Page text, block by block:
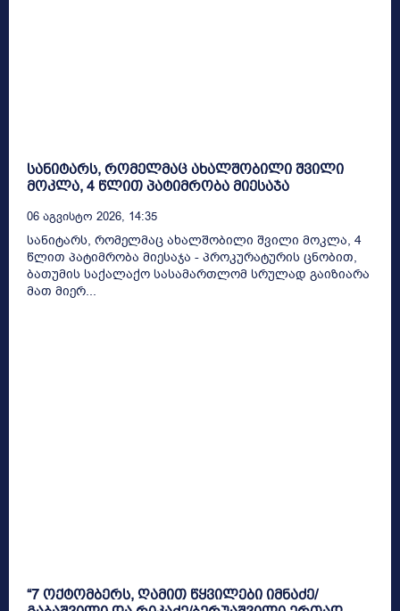
სანიტარს, რომელმაც ახალშობილი შვილი
მოკლა, 4 წლით პატიმრობა მიესაჯა
06 Აგვისტო 2026, 14:35
სანიტარს, რომელმაც ახალშობილი შვილი მოკლა, 4
წლით პატიმრობა მიესაჯა - პროკურატურის ცნობით,
ბათუმის საქალაქო სასამართლომ სრულად გაიზიარა
მათ მიერ...
“7 ოქტომბერს, ღამით წყვილები იმნაძე/